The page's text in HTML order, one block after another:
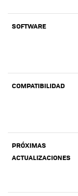
SOFTWARE
COMPATIBILIDAD
PRÓXIMAS
ACTUALIZACIONES